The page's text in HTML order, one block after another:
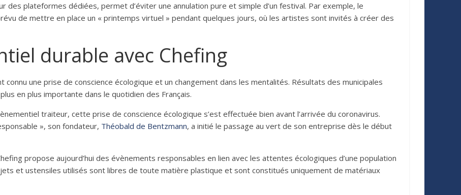
des plateformes dédiées, permet d’éviter une annulation pure et simple d’un festival. Par exemple, le
évu de mettre en place un « printemps virtuel » pendant quelques jours, où les artistes sont invités à créer des
durable avec Chefing
connu une prise de conscience écologique et un changement dans les mentalités. Résultats des municipales
en plus importante dans le quotidien des Français.
ènementiel traiteur, cette prise de conscience écologique s’est effectuée bien avant l’arrivée du coronavirus.
», son fondateur, Théobald de Bentzmann, a initié le passage au vert de son entreprise dès le début
propose aujourd’hui des évènements responsables en lien avec les attentes écologiques d’une population
et ustensiles utilisés sont libres de toute matière plastique et sont constitués uniquement de matériaux